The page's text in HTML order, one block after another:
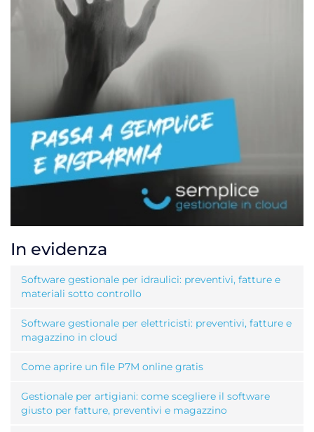
In evidenza
Software gestionale per idraulici: preventivi, fatture e
materiali sotto controllo
Software gestionale per elettricisti: preventivi, fatture e
magazzino in cloud
Come aprire un file P7M online gratis
Gestionale per artigiani: come scegliere il software
giusto per fatture, preventivi e magazzino